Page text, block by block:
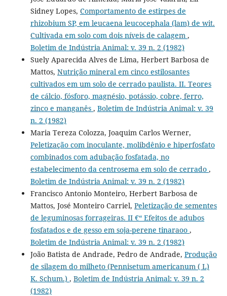
Sidney Lopes, Comportamento de estirpes de
rhizobium SP, em leucaena leucocephala (lam) de wit.
Cultivada em solo com dois níveis de calagem ,
Boletim de Indústria Animal: v. 39 n. 2 (1982)
Suely Aparecida Alves de Lima, Herbert Barbosa de
Mattos, Nutrição mineral em cinco estilosantes
cultivados em um solo de cerrado paulista. II. Teores
de cálcio, fósforo, magnésio, potássio, cobre, ferro,
zinco e manganês , Boletim de Indústria Animal: v. 39
n. 2 (1982)
Maria Tereza Colozza, Joaquim Carlos Werner,
Peletização com inoculante, molibdênio e hiperfosfato
combinados com adubação fosfatada, no
estabelecimento da centrosema em solo de cerrado ,
Boletim de Indústria Animal: v. 39 n. 2 (1982)
Francisco Antonio Monteiro, Herbert Barbosa de
Mattos, José Monteiro Carriel, Peletização de sementes
de leguminosas forrageiras. II €“ Efeitos de adubos
fosfatados e de gesso em soja-perene tinaraoo ,
Boletim de Indústria Animal: v. 39 n. 2 (1982)
João Batista de Andrade, Pedro de Andrade, Produção
de silagem do milheto (Pennisetum americanum ( L)
K. Schum.) , Boletim de Indústria Animal: v. 39 n. 2
(1982)